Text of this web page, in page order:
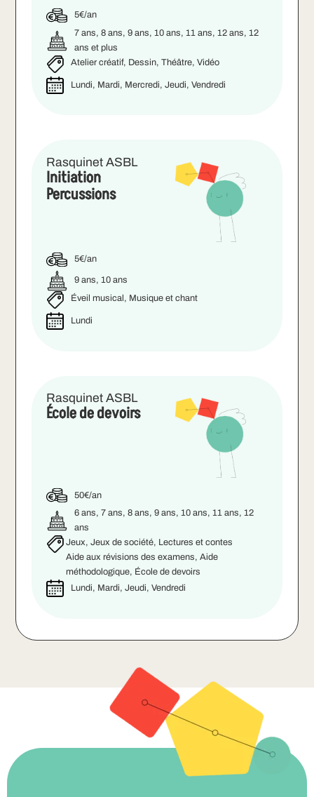
5€/an
7 ans, 8 ans, 9 ans, 10 ans, 11 ans, 12 ans, 12
ans et plus
Atelier créatif, Dessin, Théâtre, Vidéo
Lundi, Mardi, Mercredi, Jeudi, Vendredi
Rasquinet ASBL
Initiation
Percussions
5€/an
9 ans, 10 ans
Éveil musical, Musique et chant
Lundi
Rasquinet ASBL
École de devoirs
50€/an
6 ans, 7 ans, 8 ans, 9 ans, 10 ans, 11 ans, 12
ans
Jeux, Jeux de société, Lectures et contes
Aide aux révisions des examens, Aide
méthodologique, École de devoirs
Lundi, Mardi, Jeudi, Vendredi